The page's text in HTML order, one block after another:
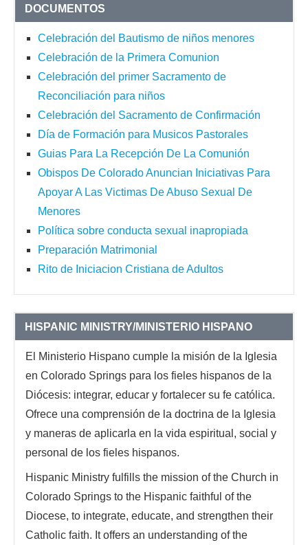
DOCUMENTOS
Celebración del Bautismo de niños menores
Celebración de la Primera Comunion
Celebración del primer Sacramento de
Reconciliación para niños
Celebración del Sacramento de Confirmación
Día de Formación para Musicos Pastorales
Guias Para La Recepción De La Comunión
Obispos De Colorado Anuncian Iniciativas Para
Apoyar A Las Victimas De Abuso Sexual De
Menores
Política sobre conducta sexual inapropiada
Preparación Matrimonial
Rito de Iniciacion Cristiana de Adultos
HISPANIC MINISTRY/MINISTERIO HISPANO
El Ministerio Hispano cumple la misión de la Iglesia
en Colorado Springs para los fieles hispanos de la
Diócesis: integrar, educar y fortalecer su fe católica.
Ofrece una comprensión de la doctrina de la Iglesia
y maneras de aplicarla en la vida espiritual, social y
personal de los fieles hispanos.
Hispanic Ministry fulfills the mission of the Church in
Colorado Springs to the Hispanic faithful of the
Diocese, to integrate, educate, and strengthen their
Catholic faith. It offers an understanding of the